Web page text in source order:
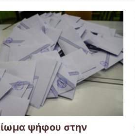
ψήφου στην